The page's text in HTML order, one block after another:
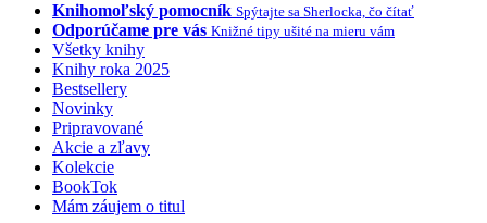
Knihomoľský pomocník Spýtajte sa Sherlocka, čo čítať
Odporúčame pre vás Knižné tipy ušité na mieru vám
Všetky knihy
Knihy roka 2025
Bestsellery
Novinky
Pripravované
Akcie a zľavy
Kolekcie
BookTok
Mám záujem o titul